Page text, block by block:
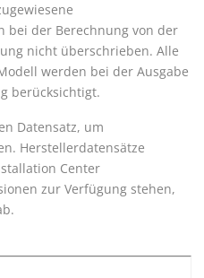
bei der Berechnung von der
nicht überschrieben. Alle
werden bei der Ausgabe
berücksichtigt.
Datensatz, um
Herstellerdatensätze
Center
zur Verfügung stehen,